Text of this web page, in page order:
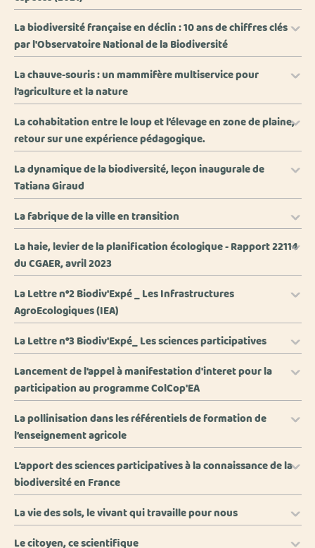
La biodiversité française en déclin : 10 ans de chiffres clés
par l'Observatoire National de la Biodiversité
La chauve-souris : un mammifère multiservice pour
l'agriculture et la nature
La cohabitation entre le loup et l’élevage en zone de plaine,
retour sur une expérience pédagogique.
La dynamique de la biodiversité, leçon inaugurale de
Tatiana Giraud
La fabrique de la ville en transition
La haie, levier de la planification écologique - Rapport 22114
du CGAER, avril 2023
La Lettre n°2 Biodiv'Expé _ Les Infrastructures
AgroEcologiques (IEA)
La Lettre n°3 Biodiv'Expé_ Les sciences participatives
Lancement de l'appel à manifestation d'interet pour la
participation au programme ColCop'EA
La pollinisation dans les référentiels de formation de
l’enseignement agricole
L’apport des sciences participatives à la connaissance de la
biodiversité en France
La vie des sols, le vivant qui travaille pour nous
Le citoyen, ce scientifique